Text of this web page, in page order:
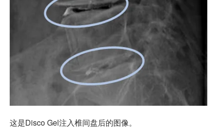
这是Disco Gel注入椎间盘后的图像。